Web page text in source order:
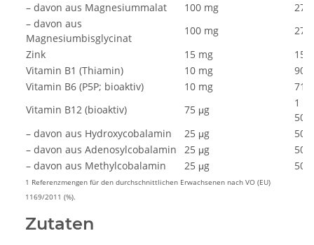
– davon aus Magnesiummalat
100 mg
27
– davon aus
Magnesiumbisglycinat
100 mg
27
Zink
15 mg
150
Vitamin B1 (Thiamin)
10 mg
909
Vitamin B6 (P5P; bioaktiv)
10 mg
714
Vitamin B12 (bioaktiv)
75 μg
1
500
– davon aus Hydroxycobalamin
25 μg
500
– davon aus Adenosylcobalamin
25 μg
500
– davon aus Methylcobalamin
25 μg 500
1 Referenzmengen für den durchschnittlichen Erwachsenen nach VO (EU)
1169/2011 (%).
Zutaten